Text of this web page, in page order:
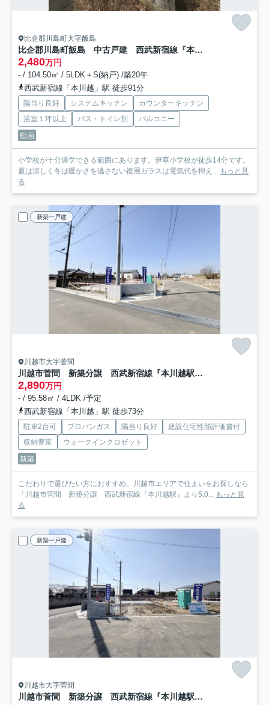
比企郡川島町大字飯島
比企郡川島町飯島 中古戸建 西武新宿線『本川越駅』徒歩91分 【伊草小学区】
2,480万円
- / 104.50㎡ / 5LDK＋S(納戸) /築20年
西武新宿線「本川越」駅 徒歩91分
陽当り良好 システムキッチン
カウンターキッチン
浴室１坪以上
バス・トイレ別
バルコニー
動画
小学校が十分通学できる範囲にあります。伊草小学校が徒歩14分です。
夏は涼しく冬は暖かさを逃さない複層ガラスは電気代を抑え...
もっと見
る
新築一戸建
川越市大字菅間
川越市菅間 新築分譲 西武新宿線『本川越駅』より5.0km 【芳野小学区】
2,890万円
- / 95.58㎡ / 4LDK /予定
西武新宿線「本川越」駅 徒歩73分
駐車2台可 プロパンガス 陽当り良好
建設住宅性能評価書付
収納豊富
ウォークインクロゼット
新築
こだわりで選びたい方におすすめ。川越市エリアで住まいをお探しなら
「川越市菅間 新築分譲 西武新宿線『本川越駅』より5.0...
もっと見
る
新築一戸建
川越市大字菅間
川越市菅間 新築分譲 西武新宿線『本川越駅』より5.0km 【芳野小学区】